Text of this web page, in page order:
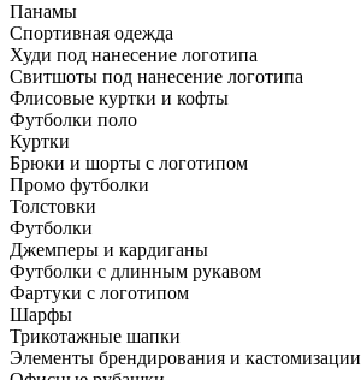
Панамы
Спортивная одежда
Худи под нанесение логотипа
Свитшоты под нанесение логотипа
Флисовые куртки и кофты
Футболки поло
Куртки
Брюки и шорты с логотипом
Промо футболки
Толстовки
Футболки
Джемперы и кардиганы
Футболки с длинным рукавом
Фартуки с логотипом
Шарфы
Трикотажные шапки
Элементы брендирования и кастомизации